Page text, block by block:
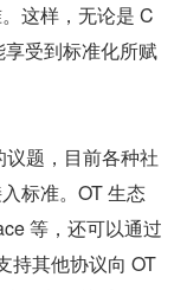
这样，无论是 C
受到标准化所赋
题，目前各种社
标准。OT 生态
等，还可以通过
持其他协议向 OT